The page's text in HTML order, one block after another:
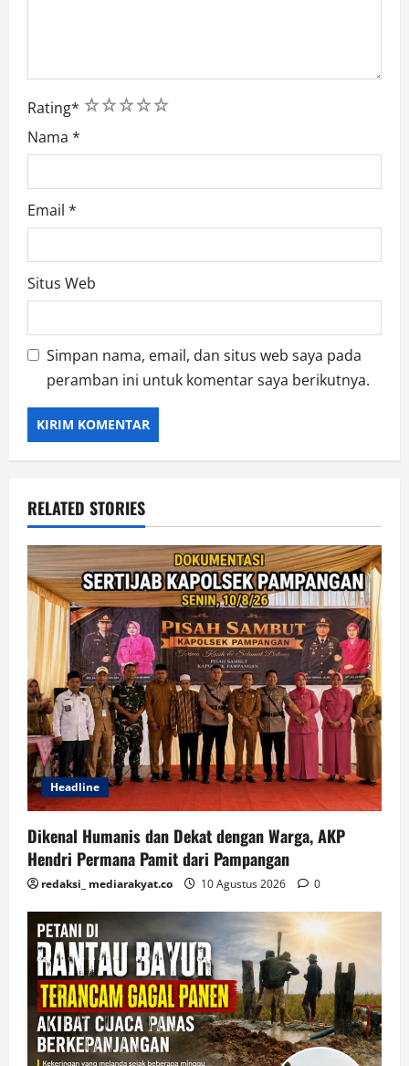
Rating* 5
4
3
2
1
Nama *
Email *
Situs Web
Simpan nama, email, dan situs web saya pada
peramban ini untuk komentar saya berikutnya.
RELATED STORIES
Headline
Dikenal Humanis dan Dekat dengan Warga, AKP
Hendri Permana Pamit dari Pampangan
redaksi_ mediarakyat.co 10 Agustus 2026 0